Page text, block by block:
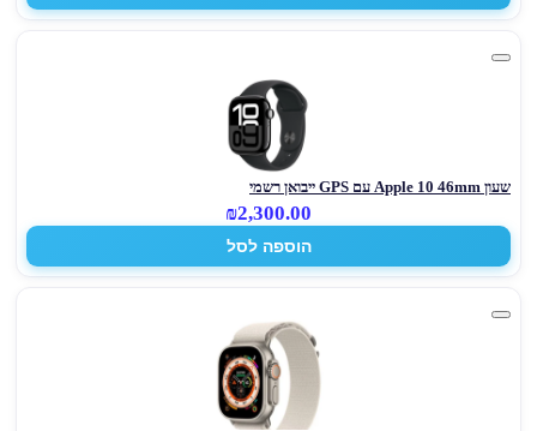
שעון Apple 10 46mm עם GPS ייבואן רשמי
₪2,300.00
הוספה לסל